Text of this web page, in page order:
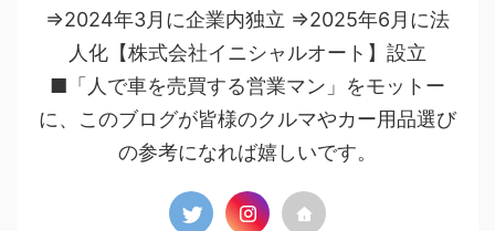
⇒2024年3月に企業内独立 ⇒2025年6月に法
人化【株式会社イニシャルオート】設立
■「人で車を売買する営業マン」をモットー
に、このブログが皆様のクルマやカー用品選び
の参考になれば嬉しいです。